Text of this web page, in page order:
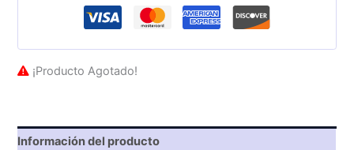
¡Producto Agotado!
Información del producto